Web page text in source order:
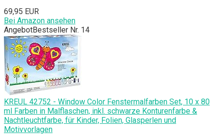
69,95 EUR
Bei Amazon ansehen
AngebotBestseller Nr. 14
KREUL 42752 - Window Color Fenstermalfarben Set, 10 x 80
ml Farben in Malflaschen, inkl. schwarze Konturenfarbe &
Nachtleuchtfarbe, für Kinder, Folien, Glasperlen und
Motivvorlagen